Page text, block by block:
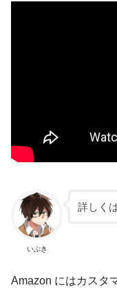
いぶき
詳しく
Amazon にはカスタ